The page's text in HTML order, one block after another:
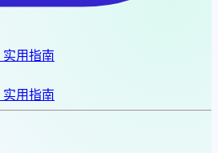
实用指南
实用指南